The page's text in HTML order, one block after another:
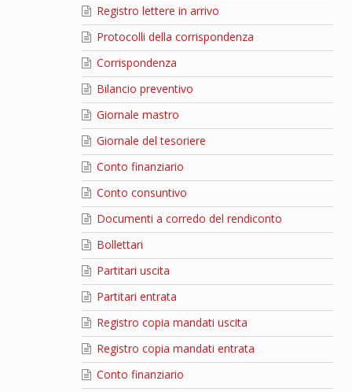
Registro lettere in arrivo
Protocolli della corrispondenza
Corrispondenza
Bilancio preventivo
Giornale mastro
Giornale del tesoriere
Conto finanziario
Conto consuntivo
Documenti a corredo del rendiconto
Bollettari
Partitari uscita
Partitari entrata
Registro copia mandati uscita
Registro copia mandati entrata
Conto finanziario